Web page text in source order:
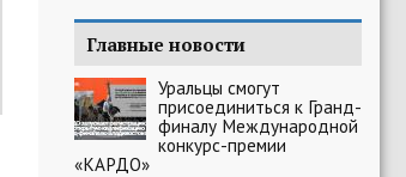
Главные новости
Уральцы смогут
присоединиться к Гранд-
финалу Международной
конкурс-премии
«КАРДО»